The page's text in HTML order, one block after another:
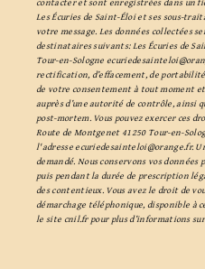
Les Écuries de Saint-Éloi et ses sous-
votre message. Les données collectées
destinataires suivants: Les Écuries de
Tour-en-Sologne
rectification, d’effacement, de
de votre consentement à tout moment
auprès d’une autorité de contrôle, ainsi
post-mortem. Vous pouvez exercer ces
Route de Montgenet 41250 Tour-en-
l'adresse ecuriedesainteloi@orange.fr.
demandé. Nous conservons vos
puis pendant la durée de prescription
des contentieux. Vous avez le droit de
démarchage téléphonique, disponible à
le site cnil.fr pour plus d’informations